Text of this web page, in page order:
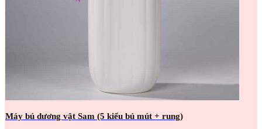
Máy bú dương vật Sam (5 kiểu bú mút + rung)